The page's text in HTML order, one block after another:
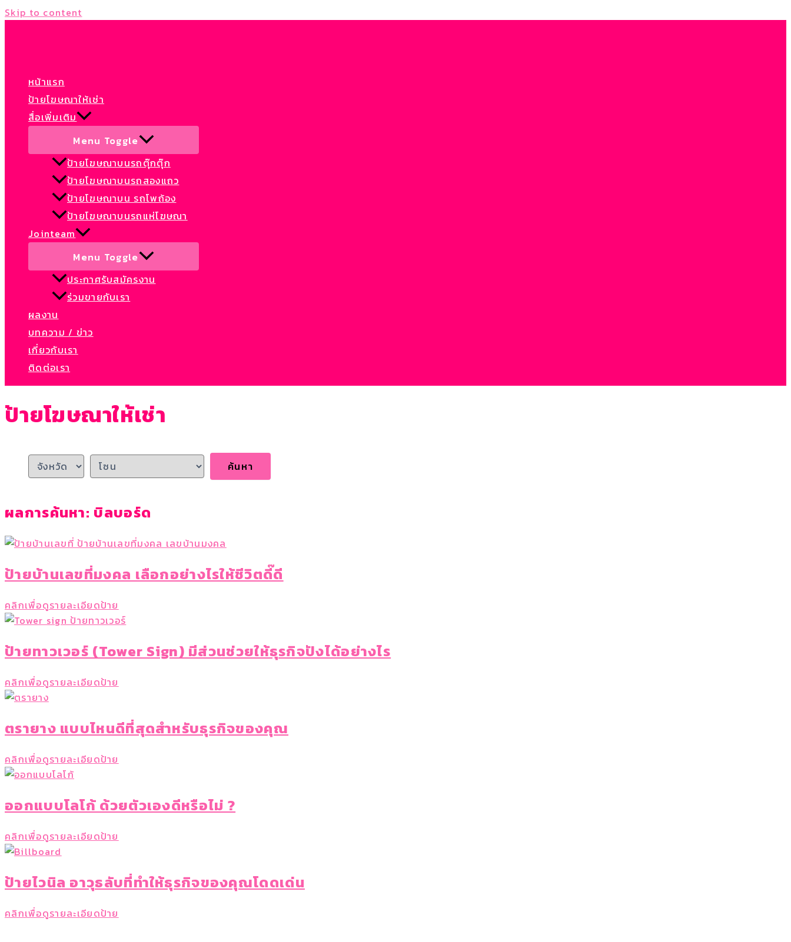
Skip to content
หน้าแรก
ป้ายโฆษณาให้เช่า
สื่อเพิ่มเติม
Menu Toggle
ป้ายโฆษณาบนรถตุ๊กตุ๊ก
ป้ายโฆษณาบนรถสองแถว
ป้ายโฆษณาบน รถโพถ้อง
ป้ายโฆษณาบนรถแห่โฆษณา
Jointeam
Menu Toggle
ประกาศรับสมัครงาน​
ร่วมขายกับเรา
ผลงาน
บทความ / ข่าว
เกี่ยวกับเรา
ติดต่อเรา
ป้ายโฆษณาให้เช่า
ผลการค้นหา: บิลบอร์ด
ป้ายบ้านเลขที่มงคล เลือกอย่างไรให้ชีวิตดี๊ดี
คลิกเพื่อดูรายละเอียดป้าย
ป้ายทาวเวอร์ (Tower Sign) มีส่วนช่วยให้ธุรกิจปังได้อย่างไร
คลิกเพื่อดูรายละเอียดป้าย
ตรายาง แบบไหนดีที่สุดสำหรับธุรกิจของคุณ
คลิกเพื่อดูรายละเอียดป้าย
ออกแบบโลโก้ ด้วยตัวเองดีหรือไม่ ?
คลิกเพื่อดูรายละเอียดป้าย
ป้ายไวนิล อาวุธลับที่ทำให้ธุรกิจของคุณโดดเด่น
คลิกเพื่อดูรายละเอียดป้าย